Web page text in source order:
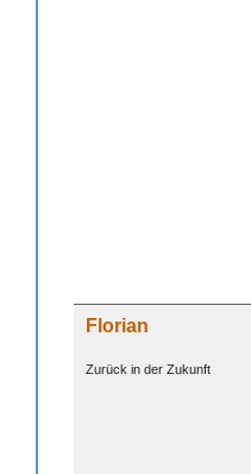
Florian
Zurück in der Zukunft